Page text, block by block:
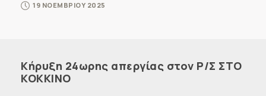
19 ΝΟΕΜΒΡΙΟΥ 2025
Κήρυξη 24ωρης απεργίας στον Ρ/Σ ΣΤΟ
ΚΟΚΚΙΝΟ